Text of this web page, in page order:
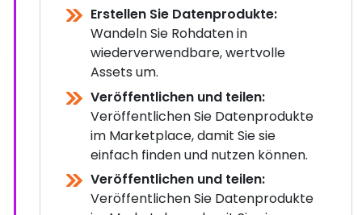
Erstellen Sie Datenprodukte:
Wandeln Sie Rohdaten in
wiederverwendbare, wertvolle
Assets um.
Veröffentlichen und teilen:
Veröffentlichen Sie Datenprodukte
im Marketplace, damit Sie sie
einfach finden und nutzen können.
Veröffentlichen und teilen:
Veröffentlichen Sie Datenprodukte